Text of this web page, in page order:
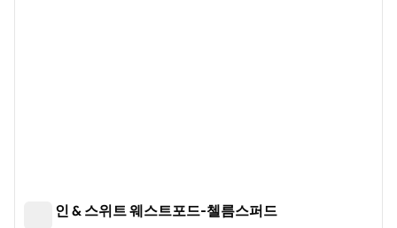
햄튼 인 & 스위트 웨스트포드-첼름스퍼드